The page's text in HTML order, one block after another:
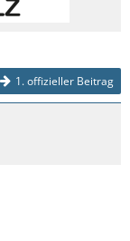
1. offizieller Beitrag